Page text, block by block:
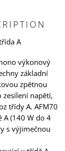
A
výkonový
základní
zpětnou
napětí,
třídy A. AFM70
(140 W do 4
s výjimečnou